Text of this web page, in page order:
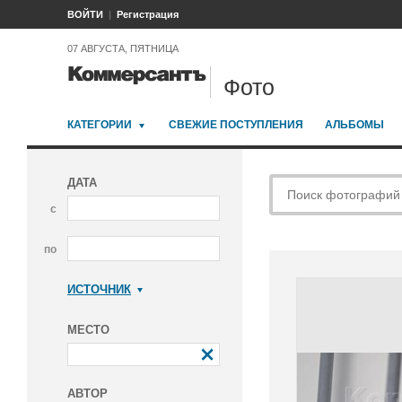
ВОЙТИ Регистрация
07 АВГУСТА, ПЯТНИЦА
Фото
КАТЕГОРИИ СВЕЖИЕ ПОСТУПЛЕНИЯ АЛЬБОМЫ
ДАТА
с
по
ИСТОЧНИК
МЕСТО
АВТОР